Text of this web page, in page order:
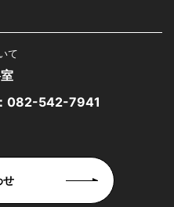
て
082-542-7941
せ